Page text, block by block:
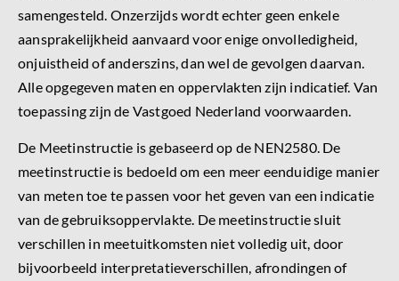
samengesteld. Onzerzijds wordt echter geen enkele
aansprakelijkheid aanvaard voor enige onvolledigheid,
onjuistheid of anderszins, dan wel de gevolgen daarvan.
Alle opgegeven maten en oppervlakten zijn indicatief. Van
toepassing zijn de Vastgoed Nederland voorwaarden.
De Meetinstructie is gebaseerd op de NEN2580. De
meetinstructie is bedoeld om een meer eenduidige manier
van meten toe te passen voor het geven van een indicatie
van de gebruiksoppervlakte. De meetinstructie sluit
verschillen in meetuitkomsten niet volledig uit, door
bijvoorbeeld interpretatieverschillen, afrondingen of